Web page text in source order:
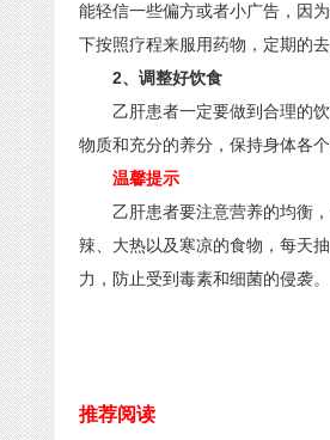
能轻信一些偏方或者小广告，因
下按照疗程来服用药物，定期的
2、调整好饮食
乙肝患者一定要做到合理的饮
物质和充分的养分，保持身体各个
温馨提示
乙肝患者要注意营养的均衡，
辣、大热以及寒凉的食物，每天
力，防止受到毒素和细菌的侵袭。
推荐阅读